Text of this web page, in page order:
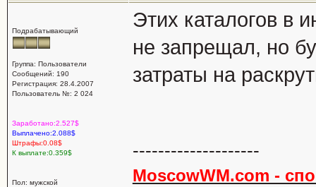
Подрабатывающий
Группа: Пользователи
Сообщений: 190
Регистрация: 28.4.2007
Пользователь №: 2 024
Заработано:2.527$
Выплачено:2.088$
Штрафы:0.08$
К выплате:0.359$
Пол: мужской
Этих каталогов в
не запрещал, но
затраты на
--------------------
MoscowWM.com -